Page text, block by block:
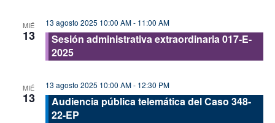
MIÉ
13
13 agosto 2025 10:00 AM- 11:00 AM
Sesión administrativa extraordinaria 017-E-
2025
MIÉ
13
13 agosto 2025 10:00 AM- 12:30 PM
Audiencia pública telemática del Caso 348-
22-EP